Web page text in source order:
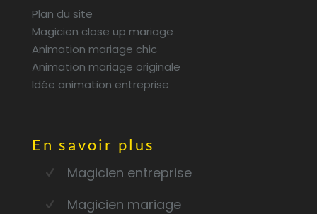
Plan du site
Magicien close up mariage
Animation mariage chic
Animation mariage originale
Idée animation entreprise
En savoir plus
Magicien entreprise
Magicien mariage